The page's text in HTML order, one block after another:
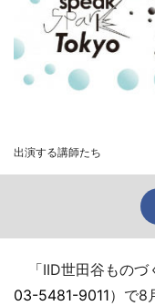
出演する講師たち
「IID世田谷ものづ
03-5481-9011）で8